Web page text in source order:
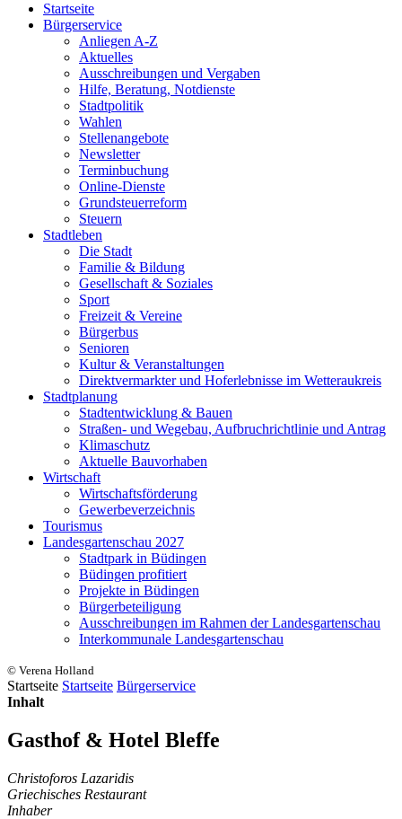
Startseite
Bürgerservice
Anliegen A-Z
Aktuelles
Ausschreibungen und Vergaben
Hilfe, Beratung, Notdienste
Stadtpolitik
Wahlen
Stellenangebote
Newsletter
Terminbuchung
Online-Dienste
Grundsteuerreform
Steuern
Stadtleben
Die Stadt
Familie & Bildung
Gesellschaft & Soziales
Sport
Freizeit & Vereine
Bürgerbus
Senioren
Kultur & Veranstaltungen
Direktvermarkter und Hoferlebnisse im Wetteraukreis
Stadtplanung
Stadtentwicklung & Bauen
Straßen- und Wegebau, Aufbruchrichtlinie und Antrag
Klimaschutz
Aktuelle Bauvorhaben
Wirtschaft
Wirtschaftsförderung
Gewerbeverzeichnis
Tourismus
Landesgartenschau 2027
Stadtpark in Büdingen
Büdingen profitiert
Projekte in Büdingen
Bürgerbeteiligung
Ausschreibungen im Rahmen der Landesgartenschau
Interkommunale Landesgartenschau
© Verena Holland
Startseite Startseite Bürgerservice
Inhalt
Gasthof & Hotel Bleffe
Christoforos Lazaridis
Griechisches Restaurant
Inhaber